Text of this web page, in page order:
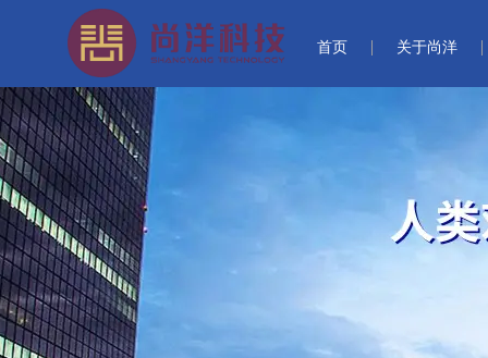
首页 关于尚洋